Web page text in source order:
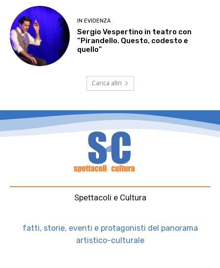
IN EVIDENZA
Sergio Vespertino in teatro con
“Pirandello. Questo, codesto e
quello”
Carica altri
Spettacoli e Cultura
fatti, storie, eventi e protagonisti del panorama
artistico-culturale